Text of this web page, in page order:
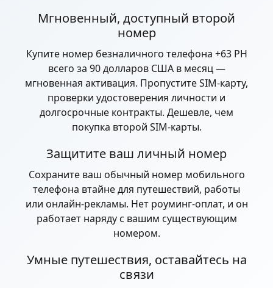
Мгновенный, доступный второй
номер
Купите номер безналичного телефона +63 PH
всего за 90 долларов США в месяц —
мгновенная активация. Пропустите SIM-карту,
проверки удостоверения личности и
долгосрочные контракты. Дешевле, чем
покупка второй SIM-карты.
Защитите ваш личный номер
Сохраните ваш обычный номер мобильного
телефона втайне для путешествий, работы
или онлайн-рекламы. Нет роуминг-оплат, и он
работает наряду с вашим существующим
номером.
Умные путешествия, оставайтесь на
связи